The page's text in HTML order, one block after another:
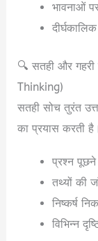
भावनाओं
🔍 सतही और
Thinking)
सतही सोच तुरंत
का प्रयास करती
प्रश्न
तथ्यों की
निष्कर्ष
विभिन्न